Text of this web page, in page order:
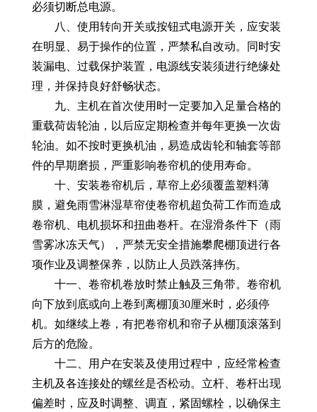
必须切断总电源。
八、使用转向开关或按钮式电源开关，应安装
在明显、易于操作的位置，严禁私自改动。同时安
装漏电、过载保护装置，电源线安装须进行绝缘处
理，并保持良好舒畅状态。
九、主机在首次使用时一定要加入足量合格的
重载荷齿轮油，以后应定期检查并每年更换一次齿
轮油。如不按时更换机油，易造成齿轮和轴套等部
件的早期磨损，严重影响卷帘机的使用寿命。
十、安装卷帘机后，草帘上必须覆盖塑料薄
膜，避免雨雪淋湿草帘使卷帘机超负荷工作而造成
卷帘机、电机损坏和扭曲卷杆。在湿滑条件下（雨
雪雾冰冻天气），严禁无安全措施攀爬棚顶进行各
项作业及调整保养，以防止人员跌落摔伤。
十一、卷帘机卷放时禁止触及三角带。卷帘机
向下放到底或向上卷到离棚顶30厘米时，必须停
机。如继续上卷，有把卷帘机和帘子从棚顶滚落到
后方的危险。
十二、用户在安装及使用过程中，应经常检查
主机及各连接处的螺丝是否松动。立杆、卷杆出现
偏差时，应及时调整、调直，紧固螺栓，以确保主